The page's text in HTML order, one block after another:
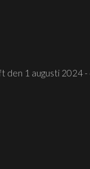
den 1 augusti 2024 -